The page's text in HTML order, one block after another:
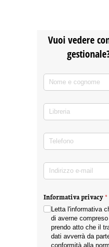
Vuoi vedere
Nome e cognome
Libreria
Telefono
Indirizzo e-mail
Informativa privacy*
Letta l'informativa
di averne
prendo atto che il
dati avverrà da
conformità alla